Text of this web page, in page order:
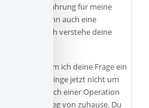
Wird diese Erfahrung für meine
sein und dann auch eine
Ich verstehe deine
öffnen, indem ich deine Frage ein
Sagen wir, es ginge jetzt nicht um
müsstest du dich einer Operation
paar Tage weg von zuhause. Du